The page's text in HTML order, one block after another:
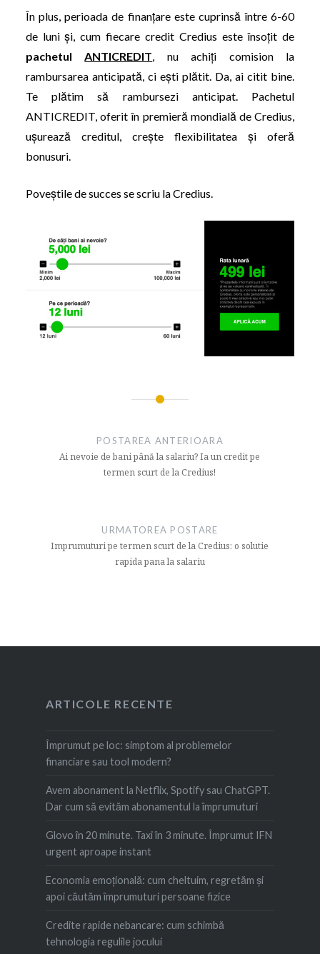
În plus, perioada de finanțare este cuprinsă între 6-60
de luni și, cum fiecare credit Credius este însoțit de
pachetul ANTICREDIT , nu achiți comision la
rambursarea anticipată, ci ești plătit. Da, ai citit bine.
Te plătim să rambursezi anticipat. Pachetul
ANTICREDIT, oferit în premieră mondială de Credius,
ușurează creditul, crește flexibilitatea și oferă
bonusuri.
Poveștile de succes se scriu la Credius.
POSTAREA ANTERIOARA
Ai nevoie de bani până la salariu? Ia un credit pe
termen scurt de la Credius!
URMATOREA POSTARE
Imprumuturi pe termen scurt de la Credius: o solutie
rapida pana la salariu
ARTICOLE RECENTE
Împrumut pe loc: simptom al problemelor
financiare sau tool modern?
Avem abonament la Netflix, Spotify sau ChatGPT.
Dar cum să evităm abonamentul la împrumuturi
Glovo în 20 minute. Taxi în 3 minute. Împrumut IFN
urgent aproape instant
Economia emoțională: cum cheltuim, regretăm şi
apoi căutăm împrumuturi persoane fizice
Credite rapide nebancare: cum schimbă
tehnologia regulile jocului